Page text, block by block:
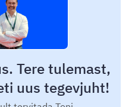
Tere tulemast,
uus tegevjuht!